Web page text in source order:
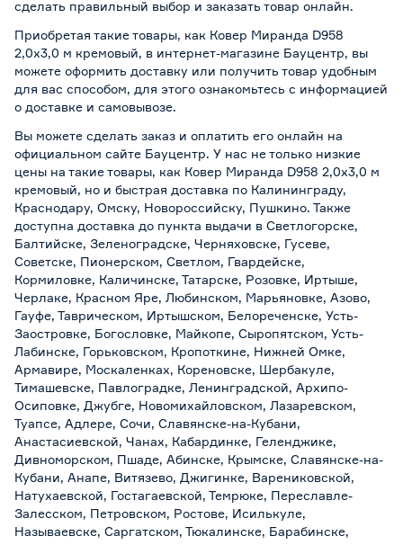
сделать правильный выбор и заказать товар онлайн.
Приобретая такие товары, как Ковер Миранда D958
2,0x3,0 м кремовый, в интернет-магазине Бауцентр, вы
можете оформить доставку или получить товар удобным
для вас способом, для этого ознакомьтесь с информацией
о доставке и самовывозе.
Вы можете сделать заказ и оплатить его онлайн на
официальном сайте Бауцентр. У нас не только низкие
цены на такие товары, как Ковер Миранда D958 2,0x3,0 м
кремовый, но и быстрая доставка по Калининграду,
Краснодару, Омску, Новороссийску, Пушкино. Также
доступна доставка до пункта выдачи в Светлогорске,
Балтийске, Зеленоградске, Черняховске, Гусеве,
Советске, Пионерском, Светлом, Гвардейске,
Кормиловке, Каличинске, Татарске, Розовке, Иртыше,
Черлаке, Красном Яре, Любинском, Марьяновке, Азово,
Гауфе, Таврическом, Иртышском, Белореченске, Усть-
Заостровке, Богословке, Майкопе, Сыропятском, Усть-
Лабинске, Горьковском, Кропоткине, Нижней Омке,
Армавире, Москаленках, Кореновске, Шербакуле,
Тимашевске, Павлоградке, Ленинградской, Архипо-
Осиповке, Джубге, Новомихайловском, Лазаревском,
Туапсе, Адлере, Сочи, Славянске-на-Кубани,
Анастасиевской, Чанах, Кабардинке, Геленджике,
Дивноморском, Пшаде, Абинске, Крымске, Славянске-на-
Кубани, Анапе, Витязево, Джигинке, Варениковской,
Натухаевской, Гостагаевской, Темрюке, Переславле-
Залесском, Петровском, Ростове, Исилькуле,
Называевске, Саргатском, Тюкалинске, Барабинске,